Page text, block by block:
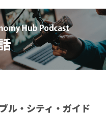
ル・シティ・ガイド